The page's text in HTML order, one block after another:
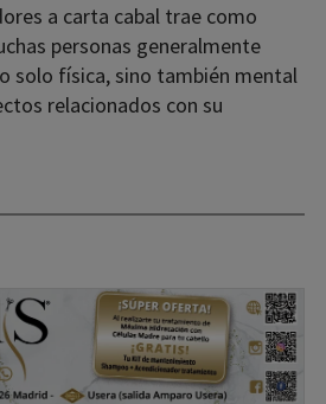
a carta cabal trae como
personas generalmente
solo física, sino también mental
relacionados con su